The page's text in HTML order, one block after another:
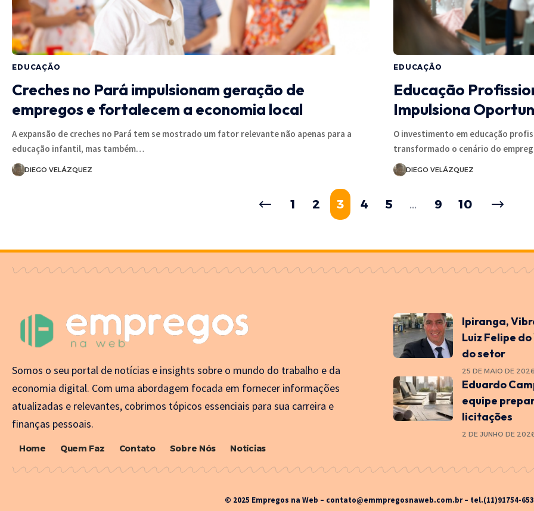
EDUCAÇÃO
Creches no Pará impulsionam geração de
empregos e fortalecem a economia local
A expansão de creches no Pará tem se mostrado um fator relevante não apenas para a
educação infantil, mas também…
DIEGO VELÁZQUEZ
EDUCAÇÃO
Educação
Impulsiona
O investimento em educação
transformado o cenário do
DIEGO VELÁZQUEZ
1 2 3 4 5 … 9 10
Somos o seu portal de notícias e insights sobre o mundo do trabalho e da
economia digital. Com uma abordagem focada em fornecer informações
atualizadas e relevantes, cobrimos tópicos essenciais para sua carreira e
finanças pessoais.
Home Quem Faz Contato Sobre Nós Notícias
Ipiranga,
Luiz Felipe
do setor
25 DE MAIO DE 2026
Eduardo
equipe
licitações
2 DE JUNHO DE
© 2025 Empregos na Web – contato@emmpregosnaweb.com.br– tel.(11)91754-